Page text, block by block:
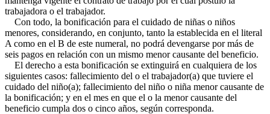
trabajadora o el trabajador.
Con todo, la bonificación para el cuidado de niñas o niños
menores, considerando, en conjunto, tanto la establecida en el literal
A como en el B de este numeral, no podrá devengarse por más de
seis pagos en relación con un mismo menor causante del beneficio.
El derecho a esta bonificación se extinguirá en cualquiera de los
siguientes casos: fallecimiento del o el trabajador(a) que tuviere el
cuidado del niño(a); fallecimiento del niño o niña menor causante de
la bonificación; y en el mes en que el o la menor causante del
beneficio cumpla dos o cinco años, según corresponda.